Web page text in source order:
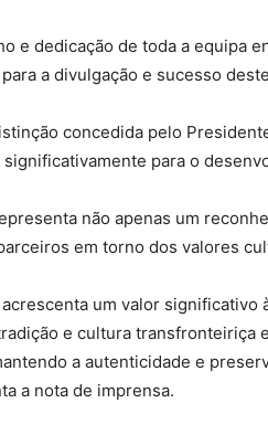
e dedicação de toda a equipa
a divulgação e sucesso
concedida pelo
para o
não apenas um
em torno dos valores
um valor
e cultura transfronteiriça
a autenticidade e
a nota de imprensa.